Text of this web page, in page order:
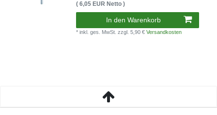
( 6,05 EUR Netto )
In den Warenkorb
* inkl. ges. MwSt.zzgl. 5,90 €Versandkosten